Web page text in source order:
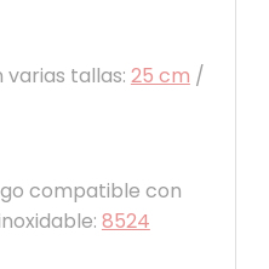
tallas: 25 cm /
compatible con
8524